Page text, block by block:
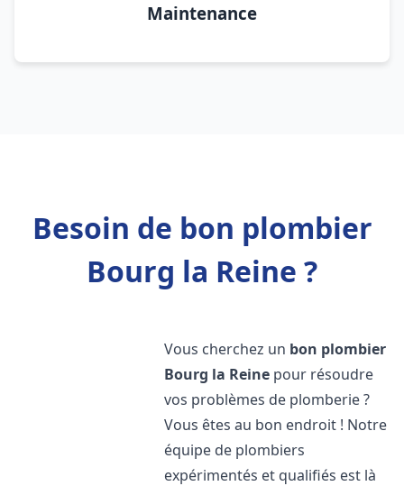
Maintenance
Besoin de bon plombier
Bourg la Reine ?
Vous cherchez un bon plombier
Bourg la Reine pour résoudre
vos problèmes de plomberie ?
Vous êtes au bon endroit ! Notre
équipe de plombiers
expérimentés et qualifiés est là